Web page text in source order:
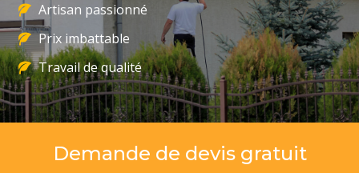
Artisan passionné
Prix imbattable
Travail de qualité
Demande de devis gratuit